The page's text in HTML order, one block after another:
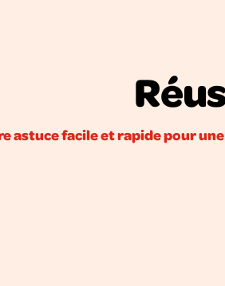
astuce facile et rapide pour